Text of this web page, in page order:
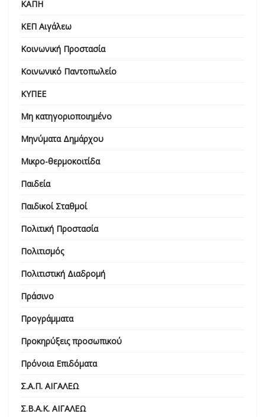
ΚΑΠΗ
ΚΕΠ Αιγάλεω
Κοινωνική Προστασία
Κοινωνικό Παντοπωλείο
ΚΥΠΕΕ
Μη κατηγοριοποιημένο
Μηνύματα Δημάρχου
Μικρο-θερμοκοιτίδα
Παιδεία
Παιδικοί Σταθμοί
Πολιτική Προστασία
Πολιτισμός
Πολιτιστική Διαδρομή
Πράσινο
Προγράμματα
Προκηρύξεις προσωπικού
Πρόνοια Επιδόματα
Σ.Α.Π. ΑΙΓΑΛΕΩ
Σ.Β.Α.Κ. ΑΙΓΑΛΕΩ